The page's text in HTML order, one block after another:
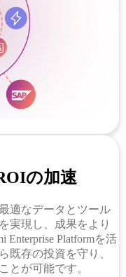
の加速
適なデータとツール
実現し、成果をより
Platformを活
既存の投資を守り、
とが可能です。